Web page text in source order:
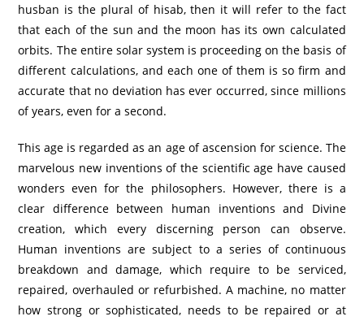
husban is the plural of hisab, then it will refer to the fact
that each of the sun and the moon has its own calculated
orbits. The entire solar system is proceeding on the basis of
different calculations, and each one of them is so firm and
accurate that no deviation has ever occurred, since millions
of years, even for a second.
This age is regarded as an age of ascension for science. The
marvelous new inventions of the scientific age have caused
wonders even for the philosophers. However, there is a
clear difference between human inventions and Divine
creation, which every discerning person can observe.
Human inventions are subject to a series of continuous
breakdown and damage, which require to be serviced,
repaired, overhauled or refurbished. A machine, no matter
how strong or sophisticated, needs to be repaired or at